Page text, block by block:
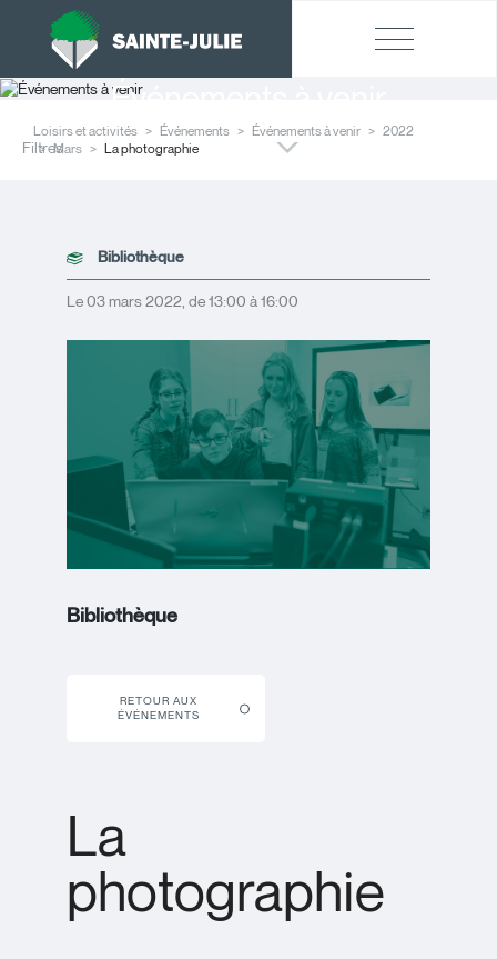
Événements à venir
Loisirs et activités Événements Événements à venir
2022
Mars
La photographie
Filtres
Bibliothèque
Le 03 mars 2022, de 13:00 à 16:00
Bibliothèque
RETOUR AUX
ÉVÉNEMENTS
La
photographie